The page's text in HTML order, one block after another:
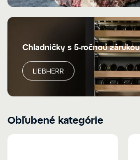
Chladničky s 5-ročnou zárukou
LIEBHERR
Obľubené kategórie